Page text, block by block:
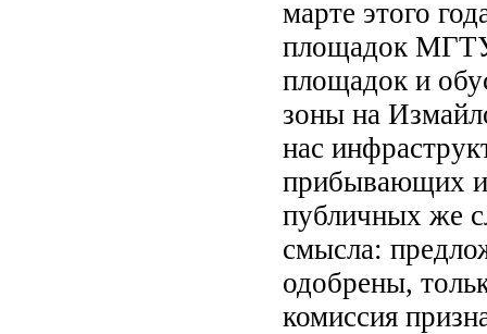
марте этого
площадок МГТУ
площадок и
зоны на
нас
прибывающих
публичных же
смысла:
одобрены,
комиссия